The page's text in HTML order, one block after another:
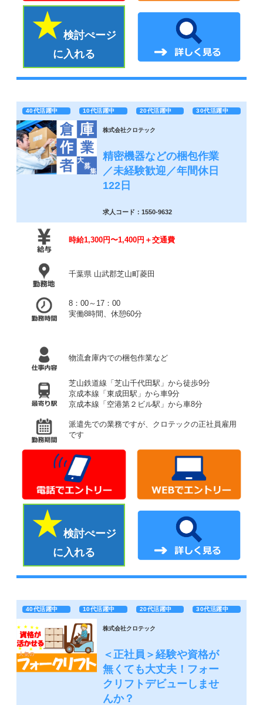
検討ぺージ
に入れる
40代活躍中 10代活躍中 20代活躍中 30代活躍中
株式会社クロテック
精密機器などの梱包作業
／未経験歓迎／年間休日
122日
求人コード：1550-9632
時給1,300円〜1,400円＋交通費
千葉県 山武郡芝山町菱田
8：00～17：00
実働8時間、休憩60分
物流倉庫内での梱包作業など
芝山鉄道線「芝山千代田駅」から徒歩9分
京成本線「東成田駅」から車9分
京成本線「空港第２ビル駅」から車8分
派遣先での業務ですが、クロテックの正社員雇用
です
検討ぺージ
に入れる
40代活躍中 10代活躍中 20代活躍中 30代活躍中
株式会社クロテック
＜正社員＞経験や資格が
無くても大丈夫！フォー
クリフトデビューしませ
んか？